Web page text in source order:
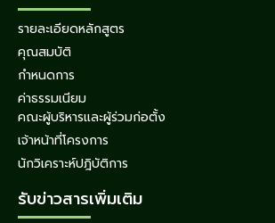
รายละเอียดหลักสูตร
คุณสมบัติ
กำหนดการ
ค่าธรรมเนียม
คณะผู้บริหารและผู้ร่วมก่อตั้ง
เจ้าหน้าที่โครงการ
นักวิเคราะห์ปฎิบัติการ
รับข่าวสารเพิ่มเติม